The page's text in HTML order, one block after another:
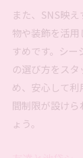
また、SNS映
物や装飾を活
すめです。シ
の選び方をス
め、安心して
間制限が設け
ょう。